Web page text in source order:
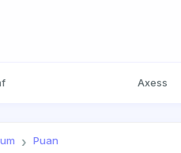
Axess
Puan